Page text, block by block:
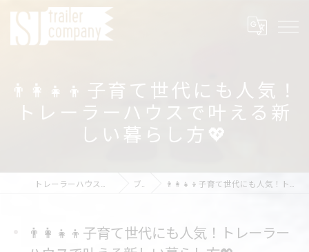
👨‍👩‍👧‍👦子育て世代にも人気！
トレーラーハウスで叶える新
しい暮らし方💖
ブログ 👨‍👩‍👧‍👦子育て世代にも人気！トレーラーハウスで叶える新しい暮らし方💖
👨‍👩‍👧‍👦子育て世代にも人気！トレーラー